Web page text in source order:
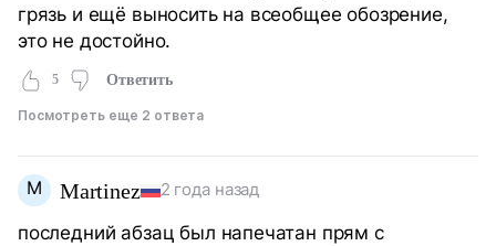
грязь и ещё выносить на всеобщее обозрение,
это не достойно.
5 Ответить
Посмотреть еще 2 ответа
M Martinez 2 года назад
последний абзац был напечатан прям с